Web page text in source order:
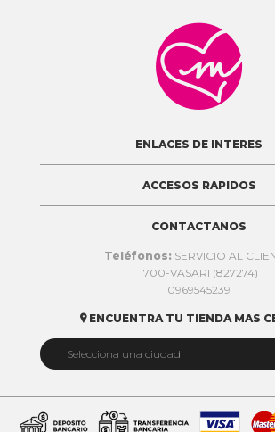

ENLACES DE INTERES
ACCESOS RAPIDOS
CONTACTANOS
Teléfonos: SERVICIO AL
1700-VASARI (827274)
0969545239
 ENCUENTRA TU TIENDA MAS
Selecciona una ciudad
Cuenca